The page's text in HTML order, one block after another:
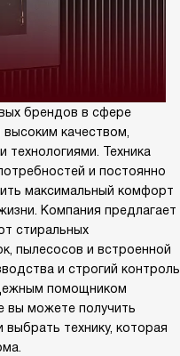
брендов в сфере
качеством,
Техника
и постоянно
максимальный комфорт
Компания предлагает
стиральных
пылесосов и встроенной
и строгий контроль
помощником
вы можете получить
технику, которая